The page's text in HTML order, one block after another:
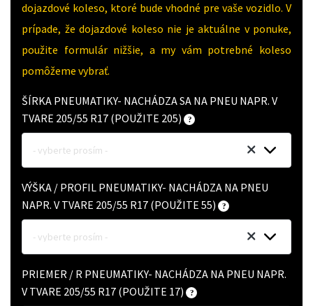
dojazdové koleso, ktoré bude vhodné pre vaše vozidlo. V
prípade, že dojazdové koleso nie je aktuálne v ponuke,
použite formulár nižšie, a my vám potrebné koleso
pomôžeme vybrať.
ŠÍRKA PNEUMATIKY- NACHÁDZA SA NA PNEU NAPR. V
TVARE 205/55 R17 (POUŽITE 205)
- vyberte prosím -
VÝŠKA / PROFIL PNEUMATIKY- NACHÁDZA NA PNEU
NAPR. V TVARE 205/55 R17 (POUŽITE 55)
- vyberte prosím -
PRIEMER / R PNEUMATIKY- NACHÁDZA NA PNEU NAPR.
V TVARE 205/55 R17 (POUŽITE 17)